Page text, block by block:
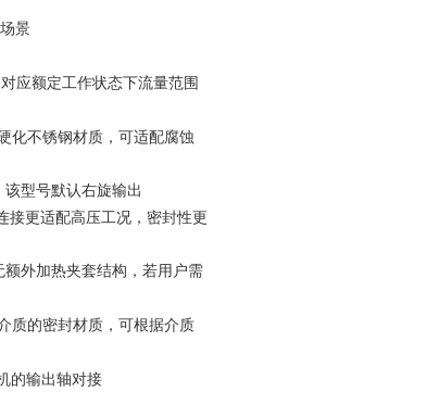
景
应额定工作状态下流量范围
化不锈钢材质，可适配腐蚀
型号默认右旋输出
接更适配高压工况，密封性更
额外加热夹套结构，若用户需
质的密封材质，可根据介质
的输出轴对接